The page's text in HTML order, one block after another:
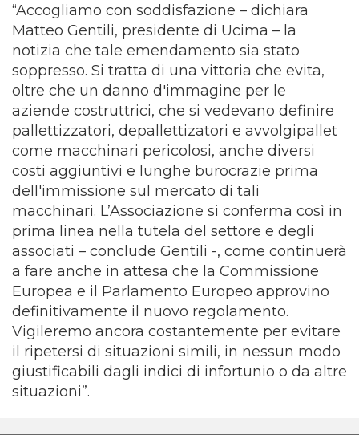
“Accogliamo con soddisfazione – dichiara
Matteo Gentili, presidente di Ucima – la
notizia che tale emendamento sia stato
soppresso. Si tratta di una vittoria che evita,
oltre che un danno d'immagine per le
aziende costruttrici, che si vedevano definire
pallettizzatori, depallettizatori e avvolgipallet
come macchinari pericolosi, anche diversi
costi aggiuntivi e lunghe burocrazie prima
dell'immissione sul mercato di tali
macchinari. L’Associazione si conferma così in
prima linea nella tutela del settore e degli
associati – conclude Gentili -, come continuerà
a fare anche in attesa che la Commissione
Europea e il Parlamento Europeo approvino
definitivamente il nuovo regolamento.
Vigileremo ancora costantemente per evitare
il ripetersi di situazioni simili, in nessun modo
giustificabili dagli indici di infortunio o da altre
situazioni”.